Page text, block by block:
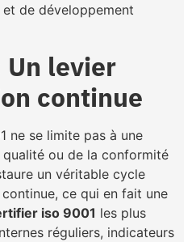
de développement
Un levier
continue
ne se limite pas à une
ou de la conformité
un véritable cycle
ce qui en fait une
iso 9001 les plus
réguliers, indicateurs